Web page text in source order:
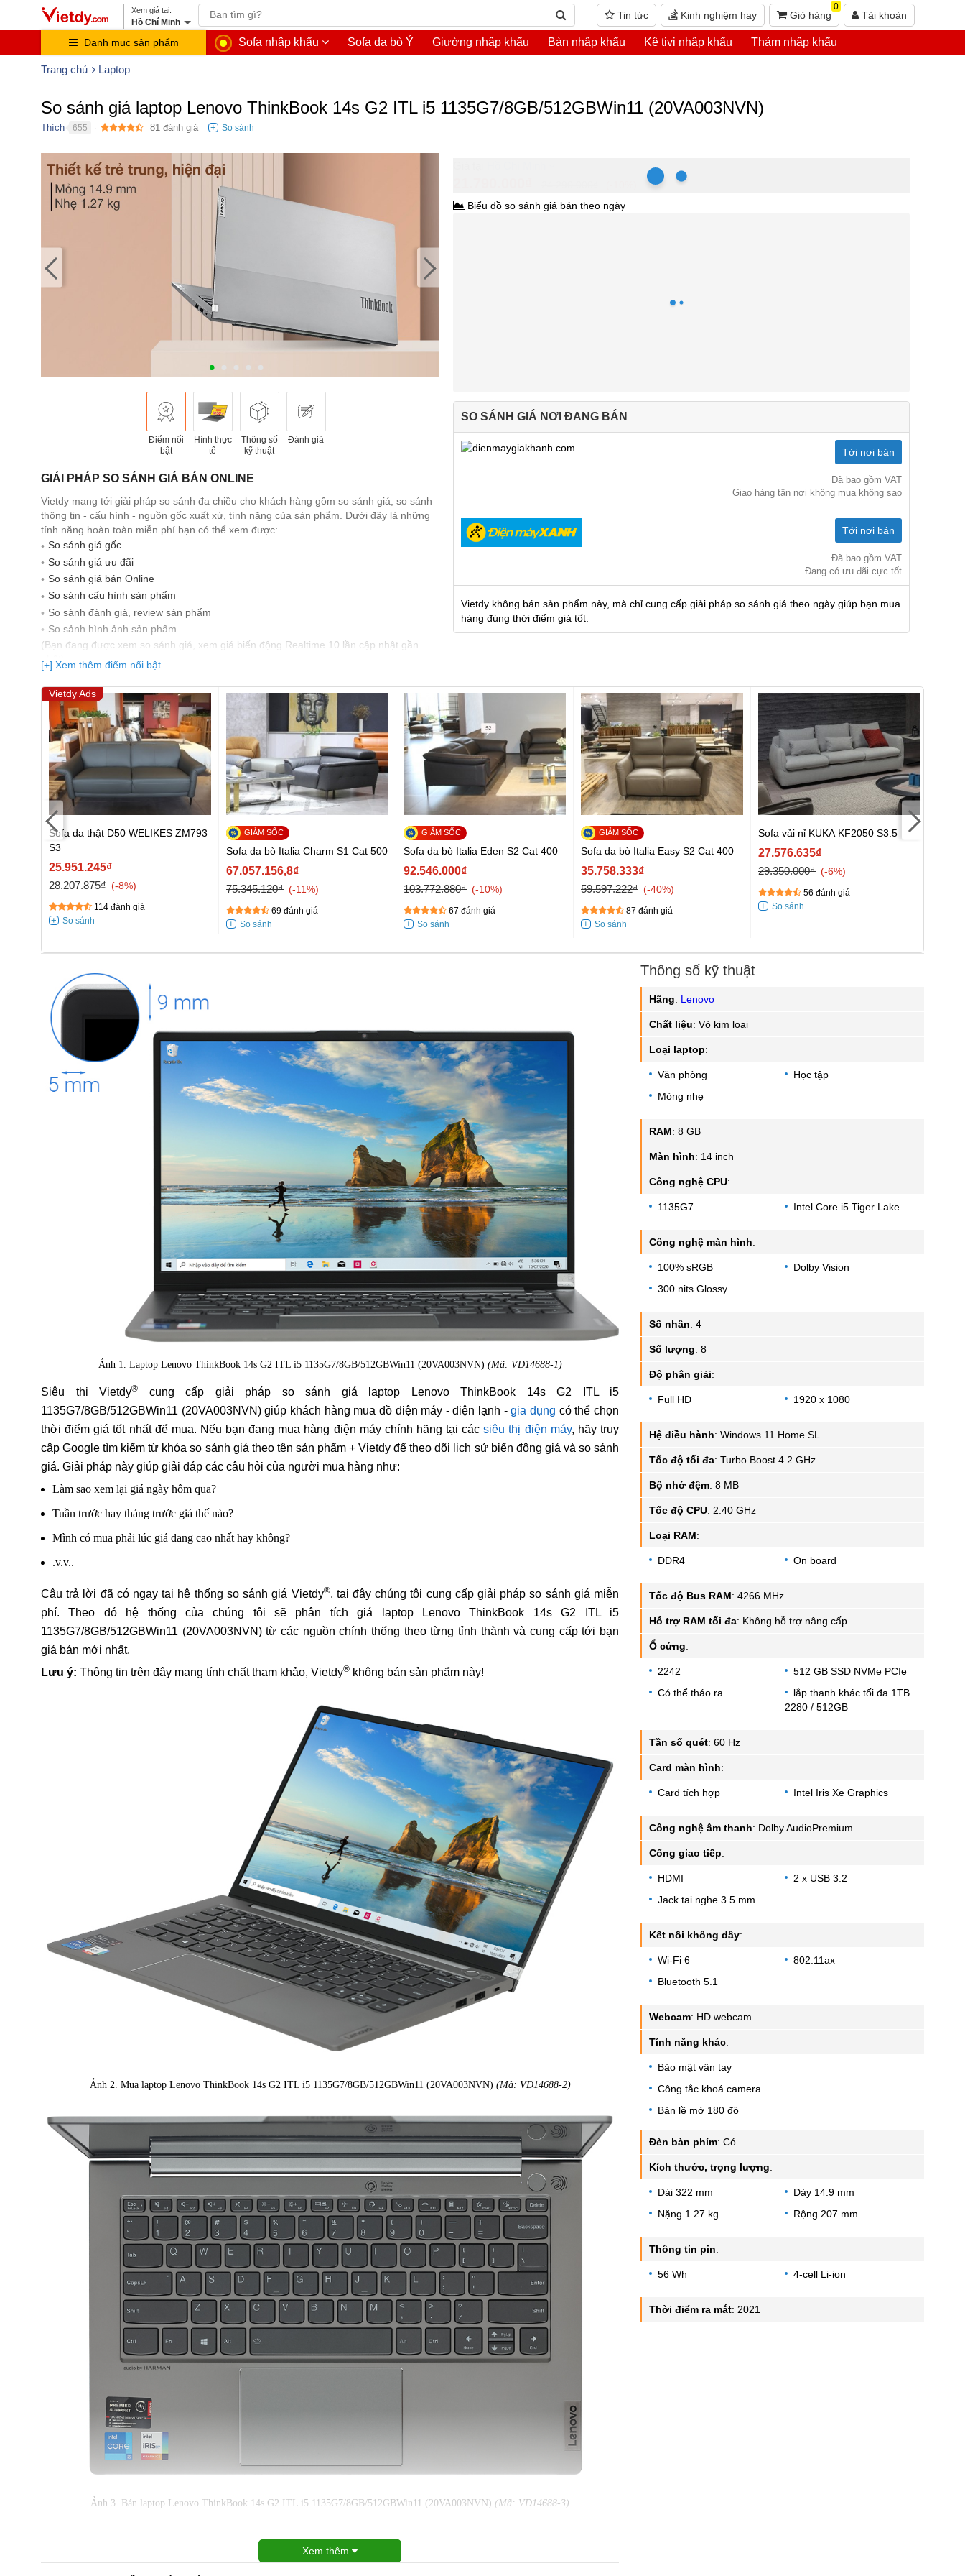
Hồ Chí Minh
Tin tức Kinh nghiệm hay Giỏ hàng
0
Tài khoản
Danh mục sản phẩm Sofa nhập khẩu Sofa da bò Ý Giường nhập khẩu Bàn nhập khẩu Kệ tivi nhập khẩu Thảm nhập khẩu
Trang chủ Laptop
So sánh giá laptop Lenovo ThinkBook 14s G2 ITL i5 1135G7/8GB/512GBWin11 (20VA003NVN)
Thích 655 81 đánh giá
Điểm nổi
bật
Hình thực
tế
Thông số
kỹ thuật
Đánh giá
GIẢI PHÁP SO SÁNH GIÁ BÁN ONLINE
Vietdy mang tới giải pháp so sánh đa chiều cho khách hàng gồm so sánh giá, so sánh
thông tin - cấu hình - nguồn gốc xuất xứ, tính năng của sản phẩm. Dưới đây là những
tính năng hoàn toàn miễn phí bạn có thể xem được:
So sánh giá gốc
So sánh giá ưu đãi
So sánh giá bán Online
So sánh cấu hình sản phẩm
So sánh đánh giá, review sản phẩm
So sảnh hình ảnh sản phẩm
(Bạn đang được xem so sánh giá, xem giá biến động Realtime 10 lần cập nhật gần
nhất)
[+] Xem thêm điểm nổi bật
Biểu đồ so sánh giá bán theo ngày
SO SÁNH GIÁ NƠI ĐANG BÁN
Tới nơi bán
Đã bao gồm VAT
Giao hàng tận nơi không mua không sao
Tới nơi bán
Đã bao gồm VAT
Đang có ưu đãi cực tốt
Vietdy không bán sản phẩm này, mà chỉ cung cấp giải pháp so sánh giá theo ngày giúp bạn mua
hàng đúng thời điểm giá tốt.
Vietdy Ads
Sofa da thật D50 WELIKES ZM793
S3
25.951.245₫
28.207.875₫
-8%
114 đánh giá
Sofa da bò Italia Charm S1 Cat 500
67.057.156,8₫
75.345.120₫
-11%
69 đánh giá
Sofa da bò Italia Eden S2 Cat 400
92.546.000₫
103.772.880₫
-10%
67 đánh giá
Sofa da bò Italia Easy S2 Cat 400
35.758.333₫
59.597.222₫
-40%
87 đánh giá
Sofa vải nỉ KUKA KF2050 S3.5
27.576.635₫
29.350.000₫
-6%
56 đánh giá
Ảnh 1. Laptop Lenovo ThinkBook 14s G2 ITL i5 1135G7/8GB/512GBWin11 (20VA003NVN) (Mã: VD14688-1)
Siêu thị Vietdy®
cung cấp giải pháp so sánh giá laptop Lenovo ThinkBook 14s G2 ITL i5
1135G7/8GB/512GBWin11 (20VA003NVN) giúp khách hàng mua đồ điện máy - điện lạnh -gia dụng có thể chọn
thời điểm giá tốt nhất để mua. Nếu bạn đang mua hàng điện máy chính hãng tại cácsiêu thị điện máy, hãy truy
cập Google tìm kiếm từ khóa so sánh giá theo tên sản phẩm + Vietdy để theo dõi lịch sử biến động giá và so sánh
giá. Giải pháp này giúp giải đáp các câu hỏi của người mua hàng như:
Làm sao xem lại giá ngày hôm qua?
Tuần trước hay tháng trước giá thế nào?
Mình có mua phải lúc giá đang cao nhất hay không?
.v.v..
Câu trả lời đã có ngay tại hệ thống so sánh giá Vietdy®, tại đây chúng tôi cung cấp giải pháp so sánh giá miễn
phí. Theo đó hệ thống của chúng tôi sẽ phân tích giá laptop Lenovo ThinkBook 14s G2 ITL i5
1135G7/8GB/512GBWin11 (20VA003NVN) từ các nguồn chính thống theo từng tỉnh thành và cung cấp tới bạn
giá bán mới nhất.
Lưu ý: Thông tin trên đây mang tính chất tham khảo, Vietdy® không bán sản phẩm này!
Ảnh 2. Mua laptop Lenovo ThinkBook 14s G2 ITL i5 1135G7/8GB/512GBWin11 (20VA003NVN) (Mã: VD14688-2)
Ảnh 3. Bán laptop Lenovo ThinkBook 14s G2 ITL i5 1135G7/8GB/512GBWin11 (20VA003NVN) (Mã: VD14688-3)
Xem thêm
Thông số kỹ thuật
Hãng: Lenovo
Chất liệu: Vỏ kim loại
Loại laptop:
Văn phòng
Học tập
Mỏng nhẹ
RAM: 8 GB
Màn hình: 14 inch
Công nghệ CPU:
1135G7 Intel Core i5 Tiger Lake
Công nghệ màn hình:
100% sRGB
Dolby Vision
300 nits Glossy
Số nhân: 4
Số lượng: 8
Độ phân giải:
Full HD 1920 x 1080
Hệ điều hành: Windows 11 Home SL
Tốc độ tối đa: Turbo Boost 4.2 GHz
Bộ nhớ đệm: 8 MB
Tốc độ CPU: 2.40 GHz
Loại RAM:
DDR4 On board
Tốc độ Bus RAM: 4266 MHz
Hỗ trợ RAM tối đa: Không hỗ trợ nâng cấp
Ổ cứng:
2242
512 GB SSD NVMe PCIe
Có thể tháo ra
lắp thanh khác tối đa 1TB
2280 / 512GB
Tần số quét: 60 Hz
Card màn hình:
Card tích hợp Intel Iris Xe Graphics
Công nghệ âm thanh: Dolby AudioPremium
Cổng giao tiếp:
HDMI
2 x USB 3.2
Jack tai nghe 3.5 mm
Kết nối không dây:
Wi-Fi 6
802.11ax
Bluetooth 5.1
Webcam: HD webcam
Tính năng khác:
Bảo mật vân tay
Công tắc khoá camera
Bản lề mở 180 độ
Đèn bàn phím: Có
Kích thước, trọng lượng:
Dài 322 mm
Dày 14.9 mm
Nặng 1.27 kg
Rộng 207 mm
Thông tin pin:
56 Wh 4-cell Li-ion
Thời điểm ra mắt: 2021